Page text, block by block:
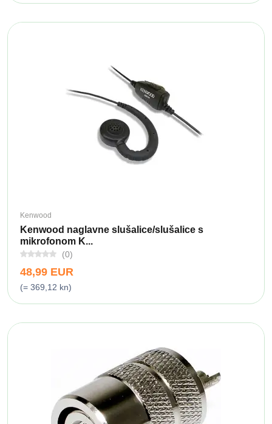
Kenwood
Kenwood naglavne slušalice/slušalice s
mikrofonom K...
(0)
48,99 EUR
(= 369,12 kn)